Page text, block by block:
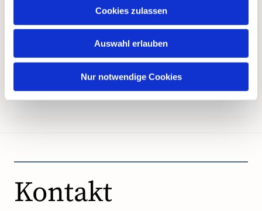
Cookies zulassen
Auswahl erlauben
Nur notwendige Cookies
Kontakt